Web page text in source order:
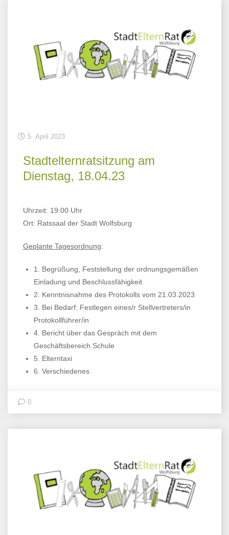
5. April 2023
Stadtelternratsitzung am
Dienstag, 18.04.23
Uhrzeit: 19:00 Uhr
Ort: Ratssaal der Stadt Wolfsburg
Geplante Tagesordnung:
1. Begrüßung, Feststellung der ordnungsgemäßen
Einladung und Beschlussfähigkeit
2. Kenntnisnahme des Protokolls vom 21.03.2023
3. Bei Bedarf: Festlegen eines/r Stellvertreters/in
Protokollführer/in
4. Bericht über das Gespräch mit dem
Geschäftsbereich Schule
5. Elterntaxi
6. Verschiedenes
0